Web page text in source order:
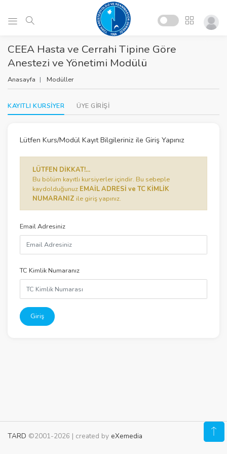
CEEA Hasta ve Cerrahi Tipine Göre
Anestezi ve Yönetimi Modülü
Anasayfa Modüller
KAYITLI KURSİYER ÜYE GİRİŞİ
Lütfen Kurs/Modül Kayıt Bilgileriniz ile Giriş Yapınız
LÜTFEN DİKKAT!...
Bu bölüm kayıtlı kursiyerler içindir. Bu sebeple
kaydolduğunuz EMAİL ADRESİ ve TC KİMLİK
NUMARANIZ ile giriş yapınız.
Email Adresiniz
TC Kimlik Numaranız
Giriş
TARD ©2001-2026 | created by eXemedia